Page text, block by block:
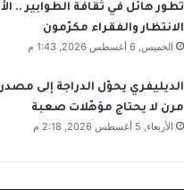
تطور هائل في ثقافة الطوابير ..
الانتظار والفقراء مكرّمون
الخميس, 6 أغسطس 2026, 1:43 م
الديليفري يحوّل الدراجة إلى
مرن لا يحتاج مؤهّلات صعبة
الأربعاء, 5 أغسطس 2026, 2:18 م